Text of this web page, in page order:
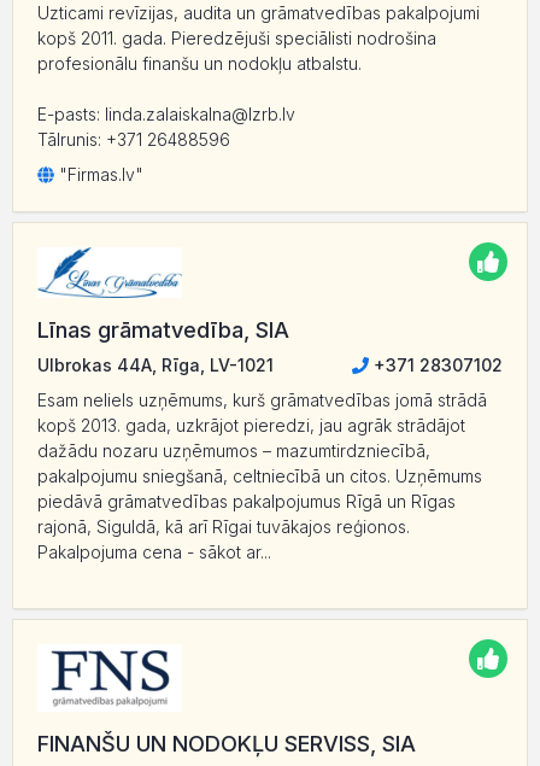
Uzticami revīzijas, audita un grāmatvedības pakalpojumi
kopš 2011. gada. Pieredzējuši speciālisti nodrošina
profesionālu finanšu un nodokļu atbalstu.
E-pasts: linda.zalaiskalna@lzrb.lv
Tālrunis: +371 26488596
"Firmas.lv"
Līnas grāmatvedība, SIA
Ulbrokas 44A, Rīga, LV-1021
+371 28307102
Esam neliels uzņēmums, kurš grāmatvedības jomā strādā
kopš 2013. gada, uzkrājot pieredzi, jau agrāk strādājot
dažādu nozaru uzņēmumos – mazumtirdzniecībā,
pakalpojumu sniegšanā, celtniecībā un citos. Uzņēmums
piedāvā grāmatvedības pakalpojumus Rīgā un Rīgas
rajonā, Siguldā, kā arī Rīgai tuvākajos reģionos.
Pakalpojuma cena - sākot ar...
FINANŠU UN NODOKĻU SERVISS, SIA